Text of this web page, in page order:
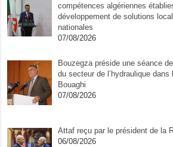
compétences algériennes
développement de solutions
nationales
07/08/2026
Bouzegza préside une séance
du secteur de l’hydraulique dans
Bouaghi
07/08/2026
Attaf reçu par le président de la
06/08/2026